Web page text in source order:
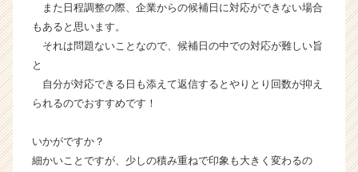
また日程調整の際、企業からの候補日に対応ができない場合
もあると思います。
それは問題ないことなので、候補日の中での対応が難しい旨
と
自分が対応できる日も添えて返信するとやりとり回数が抑え
られるのでおすすめです！
いかがですか？
細かいことですが、少しの積み重ねで印象も大きく変わるの